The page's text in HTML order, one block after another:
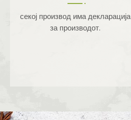
секој производ има декларација
за производот.